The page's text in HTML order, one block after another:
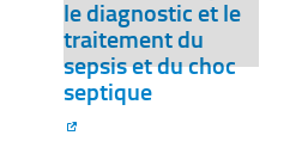
le diagnostic et le
traitement du
sepsis et du choc
septique